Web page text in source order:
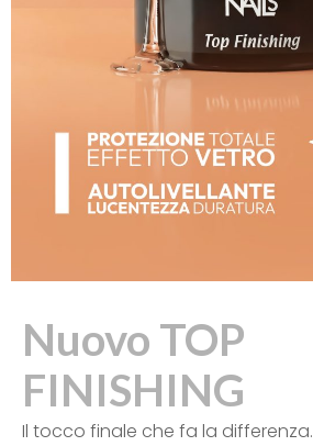
Nuovo TOP
FINISHING
Il tocco finale che fa la differenza.